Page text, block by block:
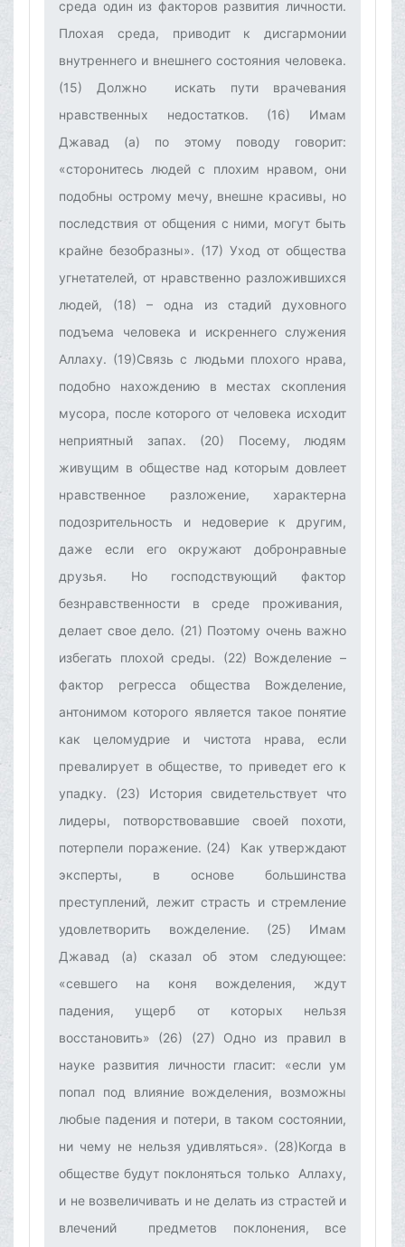
среда один из факторов развития личности.
Плохая среда, приводит к дисгармонии
внутреннего и внешнего состояния человека.
(15) Должно искать пути врачевания
нравственных недостатков. (16) Имам
Джавад (а) по этому поводу говорит:
«сторонитесь людей с плохим нравом, они
подобны острому мечу, внешне красивы, но
последствия от общения с ними, могут быть
крайне безобразны». (17) Уход от общества
угнетателей, от нравственно разложившихся
людей, (18) – одна из стадий духовного
подъема человека и искреннего служения
Аллаху. (19)Связь с людьми плохого нрава,
подобно нахождению в местах скопления
мусора, после которого от человека исходит
неприятный запах. (20) Посему, людям
живущим в обществе над которым довлеет
нравственное разложение, характерна
подозрительность и недоверие к другим,
даже если его окружают добронравные
друзья. Но господствующий фактор
безнравственности в среде проживания,
делает свое дело. (21) Поэтому очень важно
избегать плохой среды. (22)‌ Вожделение –
фактор регресса общества‌ Вожделение,
антонимом которого является такое понятие
как целомудрие и чистота нрава, если
превалирует в обществе, то приведет его к
упадку. (23) История свидетельствует что
лидеры, потворствовавшие своей похоти,
потерпели поражение. (24) Как утверждают
эксперты, в основе большинства
преступлений, лежит страсть и стремление
удовлетворить вожделение. (25) Имам
Джавад (а) сказал об этом следующее:
«севшего на коня вожделения, ждут
падения, ущерб от которых нельзя
восстановить» (26) (27)‌ Одно из правил в
науке развития личности гласит: «если ум
попал под влияние вожделения, возможны
любые падения и потери, в таком состоянии,
ни чему не нельзя удивляться». (28)Когда в
обществе будут поклоняться только Аллаху,
и не возвеличивать и не делать из страстей и
влечений предметов поклонения, все